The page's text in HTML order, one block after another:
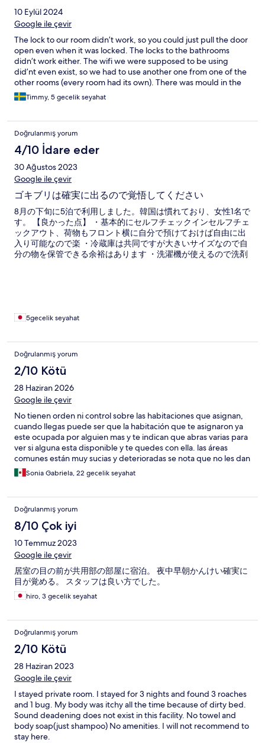
10 Eylül 2024
Google ile çevir
The lock to our room didn’t work, so you could just pull the door
open even when it was locked. The locks to the bathrooms
didn’t work either. The wifi we were supposed to be using
did’nt even exist, so we had to use another one from one of the
other rooms (every room had its own). There was mould in the
aircondition. There were cockroaches in some of the rooms.
Sometimes there weren’t any staff at the reception even when
there would be breakfast, but there was none. Only good thing
was a relatively low price and quite centrally placed.
Timmy, 5 gecelik seyahat
Doğrulanmış yorum
4/10 İdare eder
30 Ağustos 2023
Google ile çevir
ゴキブリは確実に出るので覚悟してください
8月の下旬に5泊で利用しました。韓国は慣れており、女性1名で
す。 【良かった点】 ・基本的にセルフチェックインセルフチェ
ックアウト、荷物もフロント横に自分で預けておけば自由に出
入り可能なので楽 ・冷蔵庫は共同ですが大きいサイズなので自
分の物を保管できる余裕はあります ・洗濯機が使えるので洗剤
良いかわからなかった ・シャワーの排水溝がすぐに詰まって2
くさんの小さなゴキブリや虫がうじゃうじゃ出てきた ・ちょう
ど良い気温だったのでクーラーをせずに寝ていたら自分の体に
ゴキブリが這い上がって来て夜中に何度も目が覚めた ・毎日ゴ
キブリとの戦いだった。最終日に巨大なゴキブリ登場です ・共
がいた ・ゴキジェットスプレーが共用スペースに用意されてい
たのでそれを使いましたが、やはり出ます、苦手な方は来ない
ほうが良い ・滞在中、メールを送っても無視される ・各部屋に
用意されたTVは普通のテレビが電波がありませんとなりどの電
源を入れても見れない。bビデオ？みたいな有料で番組や映画
やドラマが見れる機器につながっており、基本テレビは消した
ままでした。テレビっ子なのでこれはさすがに残念。現地のテ
レビが見たかった。 ・各個人部屋は共用スペースを囲むように
位置しているので、夜遅くに他の宿泊者の話し声や動画を見て
かに飲まれていた、名前は書く必要がある ・入り口から共用ス
ペースまでの匂いがキツイ、独特の匂いでちょっと吐き気がす
る、部屋に入るとマシになる ・エアコンのクーラーはちょうど
良い温度にはなりません、寒すぎるか、消すと暑い、除湿にし
ても寒い ・トイレは共同です。たまにそのトイレでシャワーを
される人がいるので、2台とも埋まっていたら待たないといけな
い 以上のことから、それなりに覚悟を持ってきたほうが良いで
す。もしくはすぐ近隣にある同系列の「スイート」の方がまだ
綺麗そうでした。
5gecelik seyahat
Doğrulanmış yorum
2/10 Kötü
28 Haziran 2026
Google ile çevir
No tienen orden ni control sobre las habitaciones que asignan,
cuando llegas puede ser que la habitación que te asignaron ya
este ocupada por alguien mas y te indican que abras varias para
ver si alguna esta disponible y te quedes con ella. las áreas
comunes están muy sucias y deterioradas se nota que no les dan
mantenimiento.
Sonia Gabriela, 22 gecelik seyahat
Doğrulanmış yorum
8/10 Çok iyi
10 Temmuz 2023
Google ile çevir
居室の目の前が共用部の部屋に宿泊。 夜中早朝かんけい確実に
目が覚める。 スタッフは良い方でした。
hiro, 3 gecelik seyahat
Doğrulanmış yorum
2/10 Kötü
28 Haziran 2023
Google ile çevir
I stayed private room. I stayed for 3 nights and found 3 roaches
and 1 bug. My body was itchy all the time because of dirty bed.
Sound deadening does not exist in this facility. No towel and
body soap(just shampoo) No amenities. I will not recommend to
stay here.